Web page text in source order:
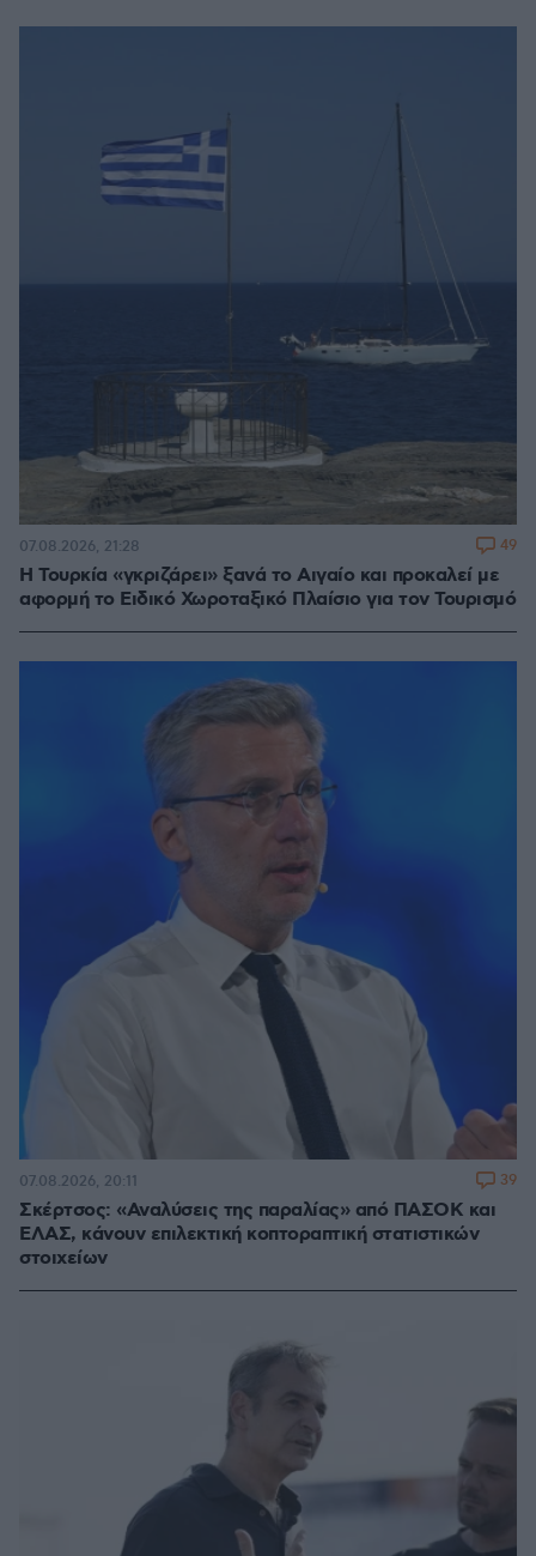
Η Τουρκία «γκριζάρει» ξανά το Αιγαίο και προκαλεί με
αφορμή το Ειδικό Χωροταξικό Πλαίσιο για τον Τουρισμό
07.08.2026, 21:28 49
Σκέρτσος: «Αναλύσεις της παραλίας» από ΠΑΣΟΚ και
ΕΛΑΣ, κάνουν επιλεκτική κοπτοραπτική στατιστικών
στοιχείων
07.08.2026, 20:11 39